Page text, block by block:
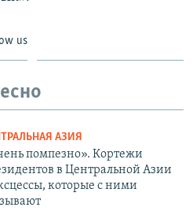
us
АЗИЯ
помпезно». Кортежи
в Центральной Азии
которые с ними